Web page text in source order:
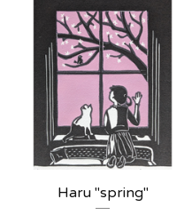
Haru "spring"